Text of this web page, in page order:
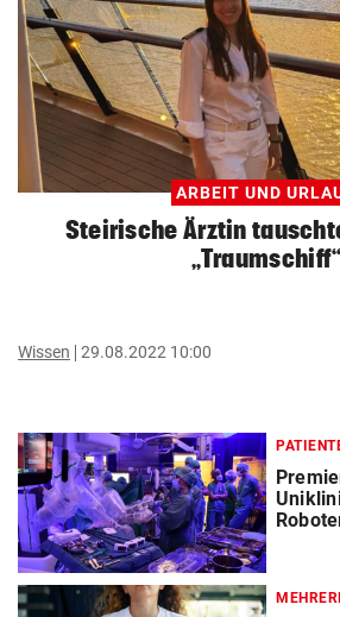
ARBEIT UND
Steirische Ärztin
„Traumschiff“
Wissen 29.08.2022 10:00